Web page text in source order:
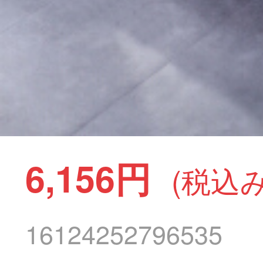
6,156円 (税込
16124252796535